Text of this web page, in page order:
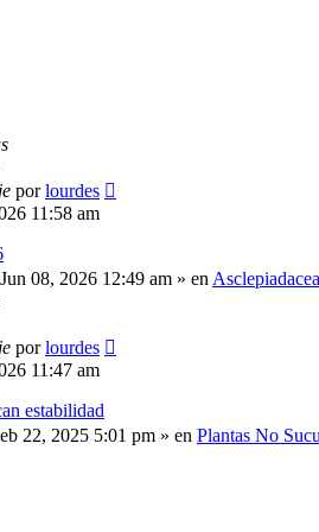
porlourdes
11:58 am
08, 2026 12:49 am » en
porlourdes
11:47 am
estabilidad
22, 2025 5:01 pm » en Plantas No